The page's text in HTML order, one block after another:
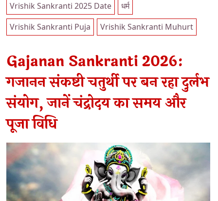
Vrishik Sankranti 2025 Date
धर्म
Vrishik Sankranti Puja
Vrishik Sankranti Muhurt
Gajanan Sankranti 2026:
गजानन संकष्टी चतुर्थी पर बन रहा दुर्लभ
संयोग, जानें चंद्रोदय का समय और
पूजा विधि